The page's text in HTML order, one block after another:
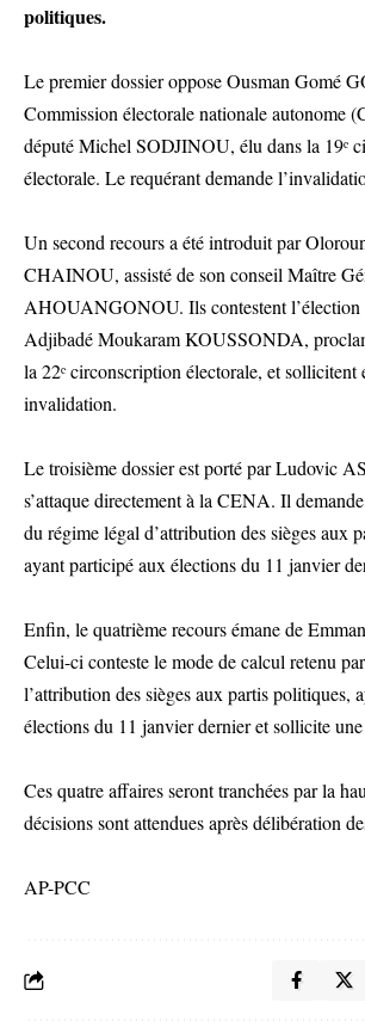
politiques.
Le premier dossier oppose Ousman Gomé
Commission électorale nationale autonome
député Michel SODJINOU, élu dans la 19ᵉ
électorale. Le requérant demande
Un second recours a été introduit par
CHAINOU, assisté de son conseil Maître
AHOUANGONOU. Ils contestent l’élection
Adjibadé Moukaram KOUSSONDA,
la 22ᵉ circonscription électorale, et sollicitent
invalidation.
Le troisième dossier est porté par Ludovic
s’attaque directement à la CENA. Il
du régime légal d’attribution des sièges aux
ayant participé aux élections du 11 janvier
Enfin, le quatrième recours émane de
Celui-ci conteste le mode de calcul retenu
l’attribution des sièges aux partis politiques,
élections du 11 janvier dernier et sollicite
Ces quatre affaires seront tranchées par la
décisions sont attendues après délibération
AP-PCC